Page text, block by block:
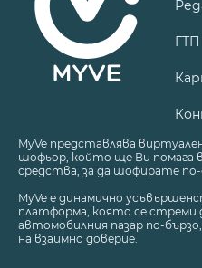
ГТП
MyVe представлява
шофьор, който ще Ви помага
средства, за да шофирате по-
MyVe е динамично
платформа, която се стреми
автомобилния пазар по-
на взаимно доверие.